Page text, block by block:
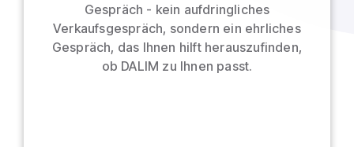
Gespräch - kein aufdringliches
Verkaufsgespräch, sondern ein ehrliches
Gespräch, das Ihnen hilft herauszufinden,
ob DALIM zu Ihnen passt.